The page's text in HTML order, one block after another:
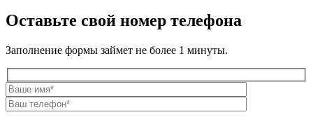
Оставьте свой номер телефона
Заполнение формы займет не более 1 минуты.